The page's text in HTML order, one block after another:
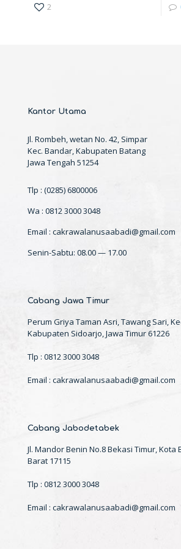
2
Kantor Utama
Jl. Rombeh, wetan No. 42, Simpar
Kec. Bandar, Kabupaten Batang
Jawa Tengah 51254
Tlp : (0285) 6800006
Wa : 0812 3000 3048
Email : cakrawalanusaabadi@gmail.com
Senin-Sabtu: 08.00 — 17.00
Cabang Jawa Timur
Perum Griya Taman Asri, Tawang Sari,
Kabupaten Sidoarjo, Jawa Timur 61226
Tlp : 0812 3000 3048
Email : cakrawalanusaabadi@gmail.com
Cabang Jabodetabek
Jl. Mandor Benin No.8 Bekasi Timur, Kota
Barat 17115
Tlp : 0812 3000 3048
Email : cakrawalanusaabadi@gmail.com